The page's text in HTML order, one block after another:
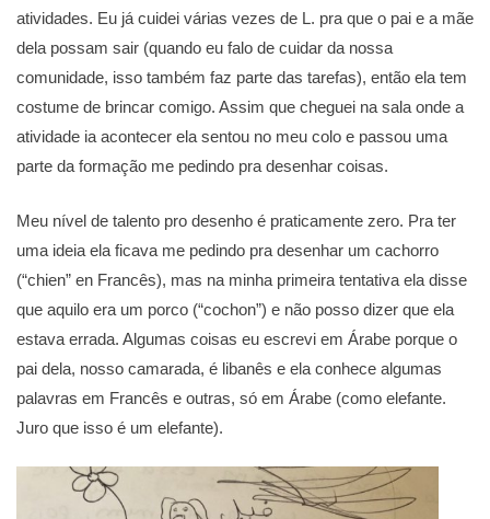
atividades. Eu já cuidei várias vezes de L. pra que o pai e a mãe
dela possam sair (quando eu falo de cuidar da nossa
comunidade, isso também faz parte das tarefas), então ela tem
costume de brincar comigo. Assim que cheguei na sala onde a
atividade ia acontecer ela sentou no meu colo e passou uma
parte da formação me pedindo pra desenhar coisas.
Meu nível de talento pro desenho é praticamente zero. Pra ter
uma ideia ela ficava me pedindo pra desenhar um cachorro
(“chien” en Francês), mas na minha primeira tentativa ela disse
que aquilo era um porco (“cochon”) e não posso dizer que ela
estava errada. Algumas coisas eu escrevi em Árabe porque o
pai dela, nosso camarada, é libanês e ela conhece algumas
palavras em Francês e outras, só em Árabe (como elefante.
Juro que isso é um elefante).